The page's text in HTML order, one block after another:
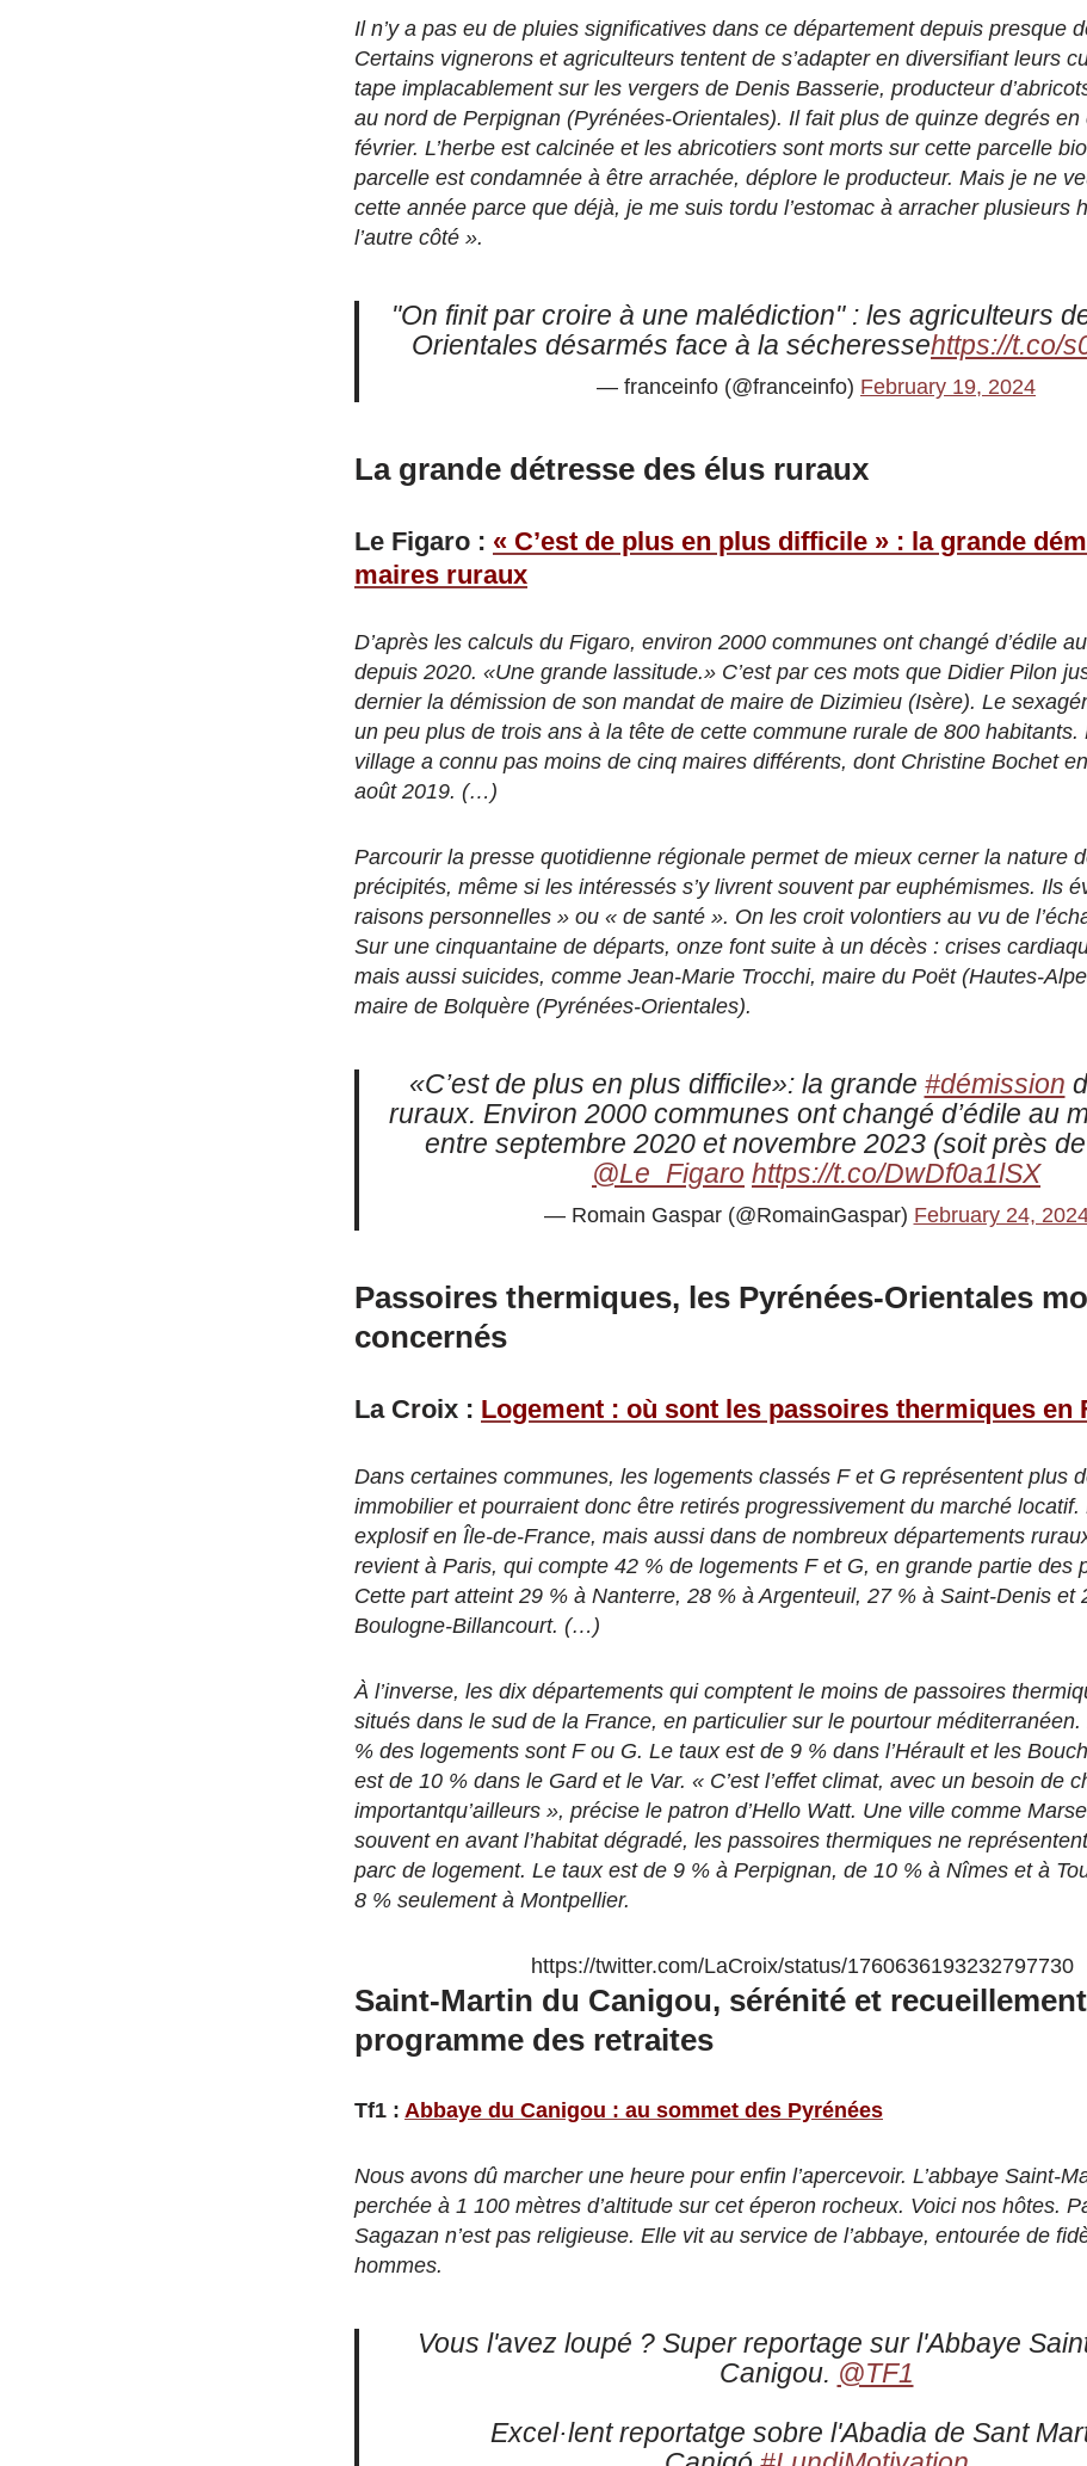
Il n’y a pas eu de pluies significatives dans ce département depuis presque
Certains vignerons et agriculteurs tentent de s’adapter en diversifiant leurs
tape implacablement sur les vergers de Denis Basserie, producteur
au nord de Perpignan (Pyrénées-Orientales). Il fait plus de quinze degrés en
février. L’herbe est calcinée et les abricotiers sont morts sur cette parcelle
parcelle est condamnée à être arrachée, déplore le producteur. Mais je ne
cette année parce que déjà, je me suis tordu l’estomac à arracher plusieurs
l’autre côté ».
"On finit par croire à une malédiction" : les agriculteurs
Orientales désarmés face à la sécheressehttps://t.co/
— franceinfo (@franceinfo) February 19, 2024
La grande détresse des élus ruraux
Le Figaro : « C’est de plus en plus difficile » : la grande
maires ruraux
D’après les calculs du Figaro, environ 2000 communes ont changé d’édile
depuis 2020. «Une grande lassitude.» C’est par ces mots que Didier Pilon
dernier la démission de son mandat de maire de Dizimieu (Isère). Le
un peu plus de trois ans à la tête de cette commune rurale de 800 habitants.
village a connu pas moins de cinq maires différents, dont Christine Bochet
août 2019. (…)
Parcourir la presse quotidienne régionale permet de mieux cerner la nature
précipités, même si les intéressés s’y livrent souvent par euphémismes. Ils
raisons personnelles » ou « de santé ». On les croit volontiers au vu de
Sur une cinquantaine de départs, onze font suite à un décès : crises
mais aussi suicides, comme Jean-Marie Trocchi, maire du Poët (Hautes-
maire de Bolquère (Pyrénées-Orientales).
«C’est de plus en plus difficile»: la grande #démission
ruraux. Environ 2000 communes ont changé d’édile au
entre septembre 2020 et novembre 2023 (soit près
@Le_Figaro https://t.co/DwDf0a1lSX
— Romain Gaspar (@RomainGaspar) February 24,
Passoires thermiques, les Pyrénées-Orientales
concernés
La Croix : Logement : où sont les passoires thermiques en
Dans certaines communes, les logements classés F et G représentent plus
immobilier et pourraient donc être retirés progressivement du marché locatif.
explosif en Île-de-France, mais aussi dans de nombreux départements
revient à Paris, qui compte 42 % de logements F et G, en grande partie des
Cette part atteint 29 % à Nanterre, 28 % à Argenteuil, 27 % à Saint-Denis et
Boulogne-Billancourt. (…)
À l’inverse, les dix départements qui comptent le moins de passoires
situés dans le sud de la France, en particulier sur le pourtour méditerranéen.
% des logements sont F ou G. Le taux est de 9 % dans l’Hérault et les
est de 10 % dans le Gard et le Var. « C’est l’effet climat, avec un besoin de
importantqu’ailleurs », précise le patron d’Hello Watt. Une ville comme
souvent en avant l’habitat dégradé, les passoires thermiques ne
parc de logement. Le taux est de 9 % à Perpignan, de 10 % à Nîmes et à
8 % seulement à Montpellier.
https://twitter.com/LaCroix/status/1760636193232797730
Saint-Martin du Canigou, sérénité et
programme des retraites
Tf1 : Abbaye du Canigou : au sommet des Pyrénées
Nous avons dû marcher une heure pour enfin l’apercevoir. L’abbaye Saint-
perchée à 1 100 mètres d’altitude sur cet éperon rocheux. Voici nos hôtes.
Sagazan n’est pas religieuse. Elle vit au service de l’abbaye, entourée de
hommes.
Vous l'avez loupé ? Super reportage sur l'Abbaye
Canigou. @TF1
Excel·lent reportatge sobre l'Abadia de Sant